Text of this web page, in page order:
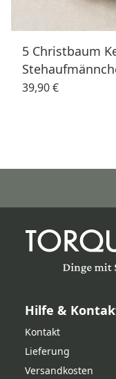
5 Christbaum
39,90 €
Hilfe &
Kontakt
Lieferung
Versandkosten